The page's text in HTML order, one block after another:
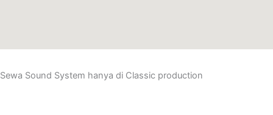
Sewa Sound System hanya di Classic production